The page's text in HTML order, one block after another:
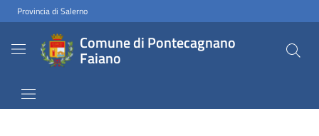
Provincia di Salerno
Comune di Pontecagnano
Faiano